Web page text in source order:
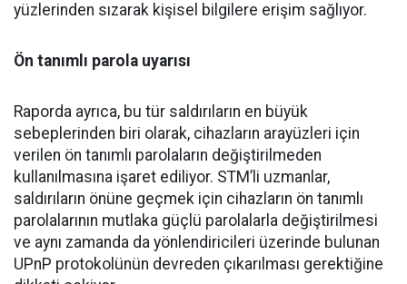
yüzlerinden sızarak kişisel bilgilere erişim sağlıyor.
Ön tanımlı parola uyarısı
Raporda ayrıca, bu tür saldırıların en büyük
sebeplerinden biri olarak, cihazların arayüzleri için
verilen ön tanımlı parolaların değiştirilmeden
kullanılmasına işaret ediliyor. STM’li uzmanlar,
saldırıların önüne geçmek için cihazların ön tanımlı
parolalarının mutlaka güçlü parolalarla değiştirilmesi
ve aynı zamanda da yönlendiricileri üzerinde bulunan
UPnP protokolünün devreden çıkarılması gerektiğine